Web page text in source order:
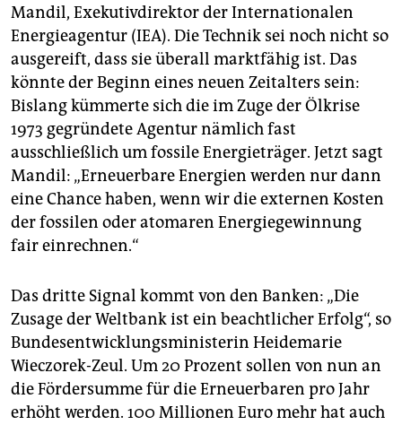
Mandil, Exekutivdirektor der Internationalen
Energieagentur (IEA). Die Technik sei noch nicht so
ausgereift, dass sie überall marktfähig ist. Das
könnte der Beginn eines neuen Zeitalters sein:
Bislang kümmerte sich die im Zuge der Ölkrise
1973 gegründete Agentur nämlich fast
ausschließlich um fossile Energieträger. Jetzt sagt
Mandil: „Erneuerbare Energien werden nur dann
eine Chance haben, wenn wir die externen Kosten
der fossilen oder atomaren Energiegewinnung
fair einrechnen.“
Das dritte Signal kommt von den Banken: „Die
Zusage der Weltbank ist ein beachtlicher Erfolg“, so
Bundesentwicklungsministerin Heidemarie
Wieczorek-Zeul. Um 20 Prozent sollen von nun an
die Fördersumme für die Erneuerbaren pro Jahr
erhöht werden. 100 Millionen Euro mehr hat auch